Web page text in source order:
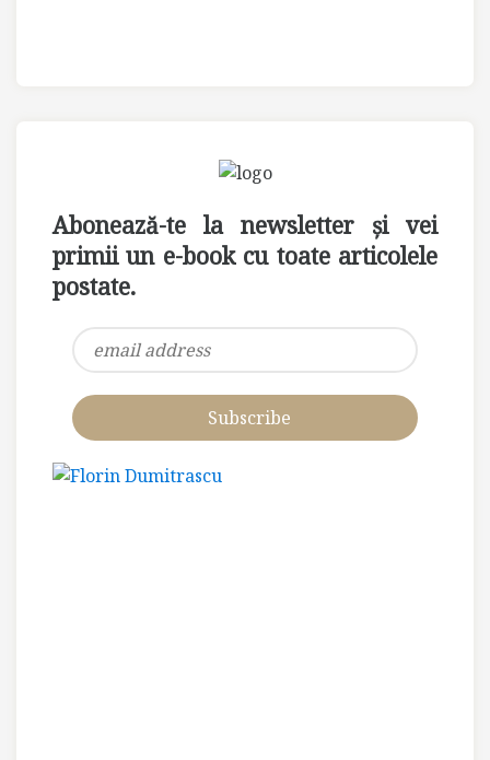
Abonează-te la newsletter și vei
primii un e-book cu toate articolele
postate.